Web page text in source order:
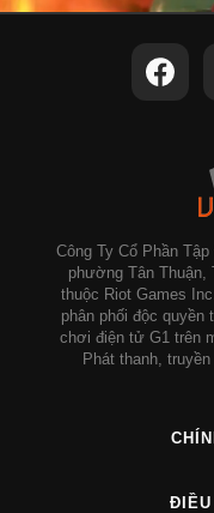
Công Ty Cổ Phần
phường Tân Thuận,
thuộc Riot Games
phân phối độc quyền
chơi điện tử G1 trên
Phát thanh,
ĐIỀU